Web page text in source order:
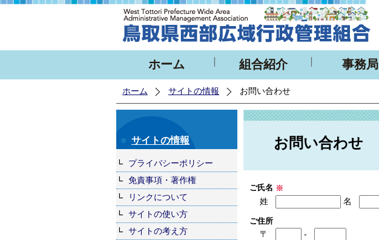
ホーム 組合紹介 事務局
ホーム サイトの情報 お問い合わせ
サイトの情報
プライバシーポリシー
免責事項・著作権
リンクについて
サイトの使い方
サイトの考え方
お問い合わせ
ご氏名 ※
姓 名
ご住所
〒 -